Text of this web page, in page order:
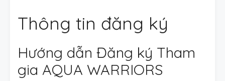
Thông tin đăng ký
Hướng dẫn Đăng ký Tham
gia AQUA WARRIORS